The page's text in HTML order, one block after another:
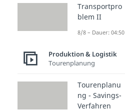
Transportpro
blem II
8/8 – Dauer: 04:50
Produktion & Logistik
Tourenplanung
Tourenplanu
ng - Savings-
Verfahren